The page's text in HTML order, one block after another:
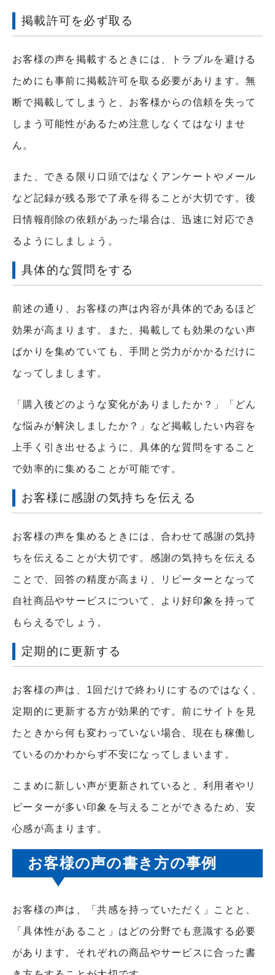
掲載許可を必ず取る
お客様の声を掲載するときには、トラブルを避ける
ためにも事前に掲載許可を取る必要があります。無
断で掲載してしまうと、お客様からの信頼を失って
しまう可能性があるため注意しなくてはなりませ
ん。
また、できる限り口頭ではなくアンケートやメール
など記録が残る形で了承を得ることが大切です。後
日情報削除の依頼があった場合は、迅速に対応でき
るようにしましょう。
具体的な質問をする
前述の通り、お客様の声は内容が具体的であるほど
効果が高まります。また、掲載しても効果のない声
ばかりを集めていても、手間と労力がかかるだけに
なってしまします。
「購入後どのような変化がありましたか？」「どん
な悩みが解決しましたか？」など掲載したい内容を
上手く引き出せるように、具体的な質問をすること
で効率的に集めることが可能です。
お客様に感謝の気持ちを伝える
お客様の声を集めるときには、合わせて感謝の気持
ちを伝えることが大切です。感謝の気持ちを伝える
ことで、回答の精度が高まり、リピーターとなって
自社商品やサービスについて、より好印象を持って
もらえるでしょう。
定期的に更新する
お客様の声は、1回だけで終わりにするのではなく、
定期的に更新する方が効果的です。前にサイトを見
たときから何も変わっていない場合、現在も稼働し
ているのかわからず不安になってしまいます。
こまめに新しい声が更新されていると、利用者やリ
ピーターが多い印象を与えることができるため、安
心感が高まります。
お客様の声の書き方の事例
お客様の声は、「共感を持っていただく」ことと、
「具体性があること」はどの分野でも意識する必要
があります。それぞれの商品やサービスに合った書